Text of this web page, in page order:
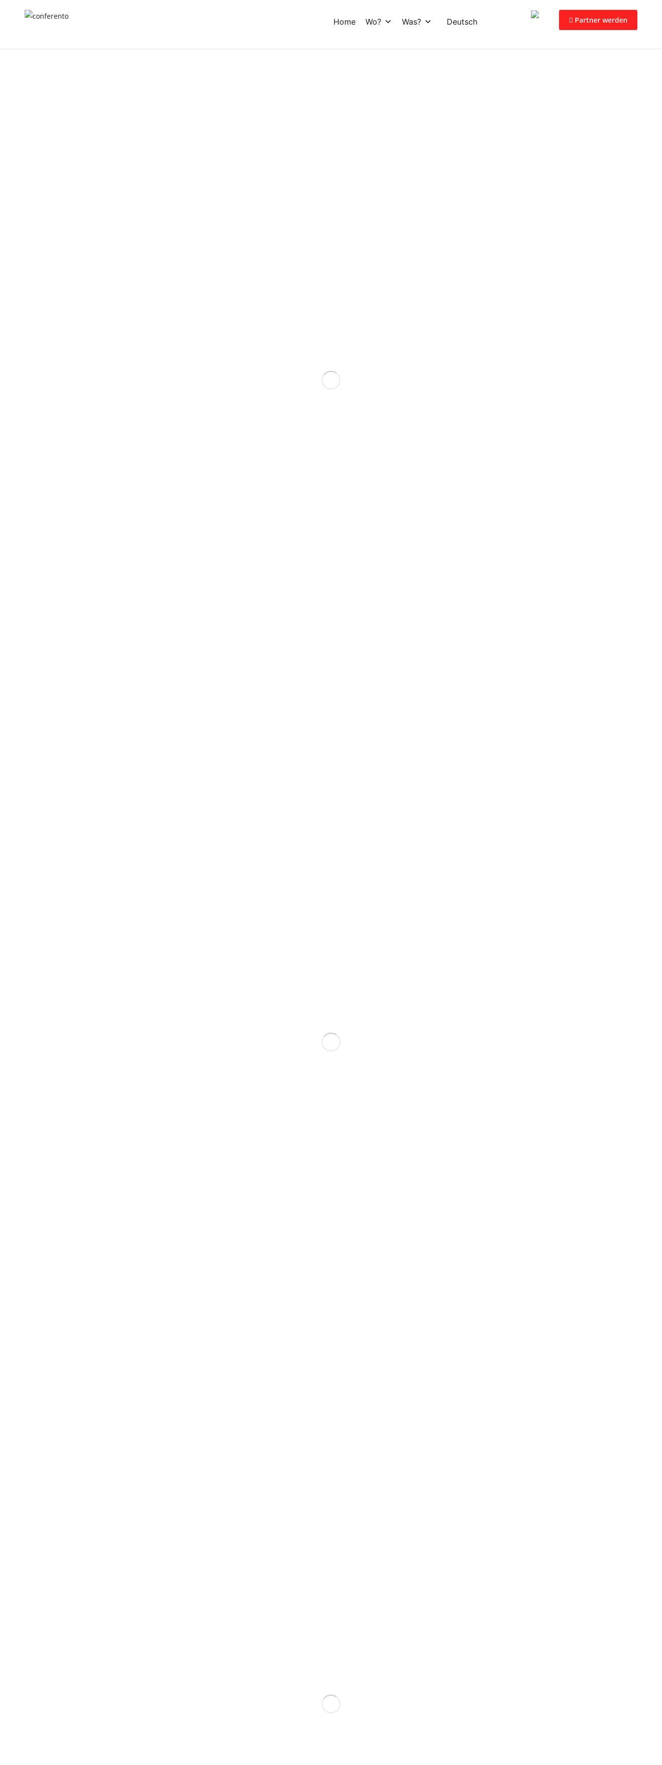
Partner werden
Home Wo? Was? Deutsch